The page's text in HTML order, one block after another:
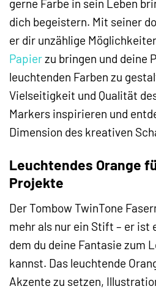
gerne Farbe in sein Leben
dich begeistern. Mit seiner
er dir unzählige
Papierzu bringen und deine
leuchtenden Farben zu
Vielseitigkeit und Qualität
Markers inspirieren und
Dimension des kreativen
Leuchtendes Orange
Projekte
Der Tombow TwinTone
mehr als nur ein Stift – er ist
dem du deine Fantasie zum
kannst. Das leuchtende
Akzente zu setzen,